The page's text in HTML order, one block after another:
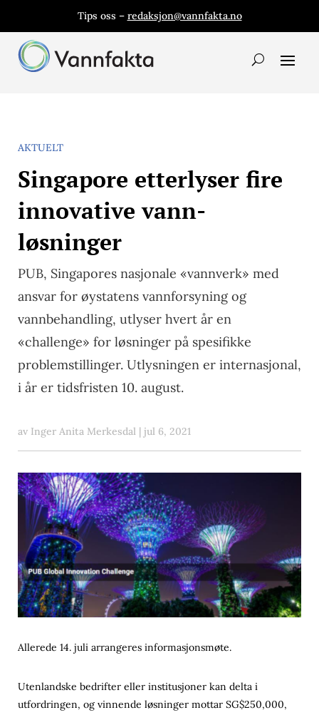
Tips oss – redaksjon@vannfakta.no
AKTUELT
Singapore etterlyser fire
innovative vann-
løsninger
PUB, Singapores nasjonale «vannverk» med
ansvar for øystatens vannforsyning og
vannbehandling, utlyser hvert år en
«challenge» for løsninger på spesifikke
problemstillinger. Utlysningen er internasjonal,
i år er tidsfristen 10. august.
av Inger Anita Merkesdal | jul 6, 2021
Allerede 14. juli arrangeres informasjonsmøte.
Utenlandske bedrifter eller institusjoner kan delta i
utfordringen, og vinnende løsninger mottar SG$250,000,